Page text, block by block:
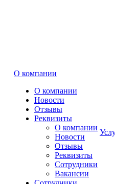
О компании
О компании
Новости
Отзывы
Реквизиты
О компании
Новости
Отзывы
Реквизиты
Сотрудники
Вакансии